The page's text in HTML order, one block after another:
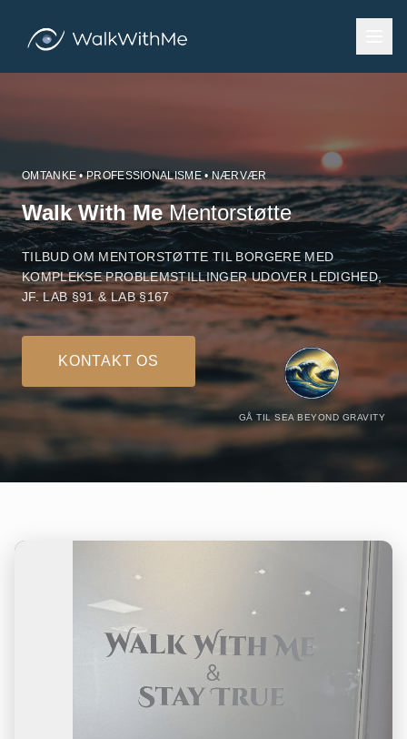
OMTANKE • PROFESSIONALISME • NÆRVÆR
Walk With Me Mentorstøtte
TILBUD OM MENTORSTØTTE TIL BORGERE MED
KOMPLEKSE PROBLEMSTILLINGER UDOVER LEDIGHED,
JF. LAB §91 & LAB §167
KONTAKT OS
GÅ TIL SEA BEYOND GRAVITY